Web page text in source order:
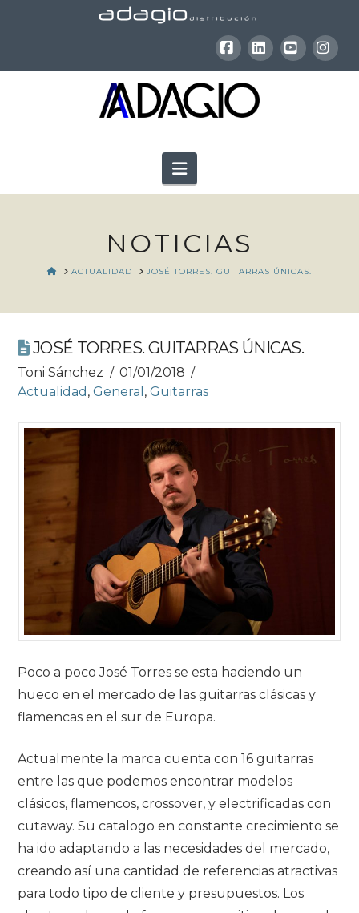
Facebook
LinkedInYouTube
Navigation
NOTICIAS
HOMEACTUALIDAD JOSÉ TORRES. GUITARRAS ÚNICAS.
JOSÉ TORRES. GUITARRAS ÚNICAS.
Toni Sánchez
01/01/2018
Actualidad ,General ,Guitarras
Poco a poco José Torres se esta haciendo un
hueco en el mercado de las guitarras clásicas y
flamencas en el sur de Europa.
Actualmente la marca cuenta con 16 guitarras
entre las que podemos encontrar modelos
clásicos, flamencos, crossover, y electrificadas con
cutaway. Su catalogo en constante crecimiento se
ha ido adaptando a las necesidades del mercado,
creando así una cantidad de referencias atractivas
para todo tipo de cliente y presupuestos. Los